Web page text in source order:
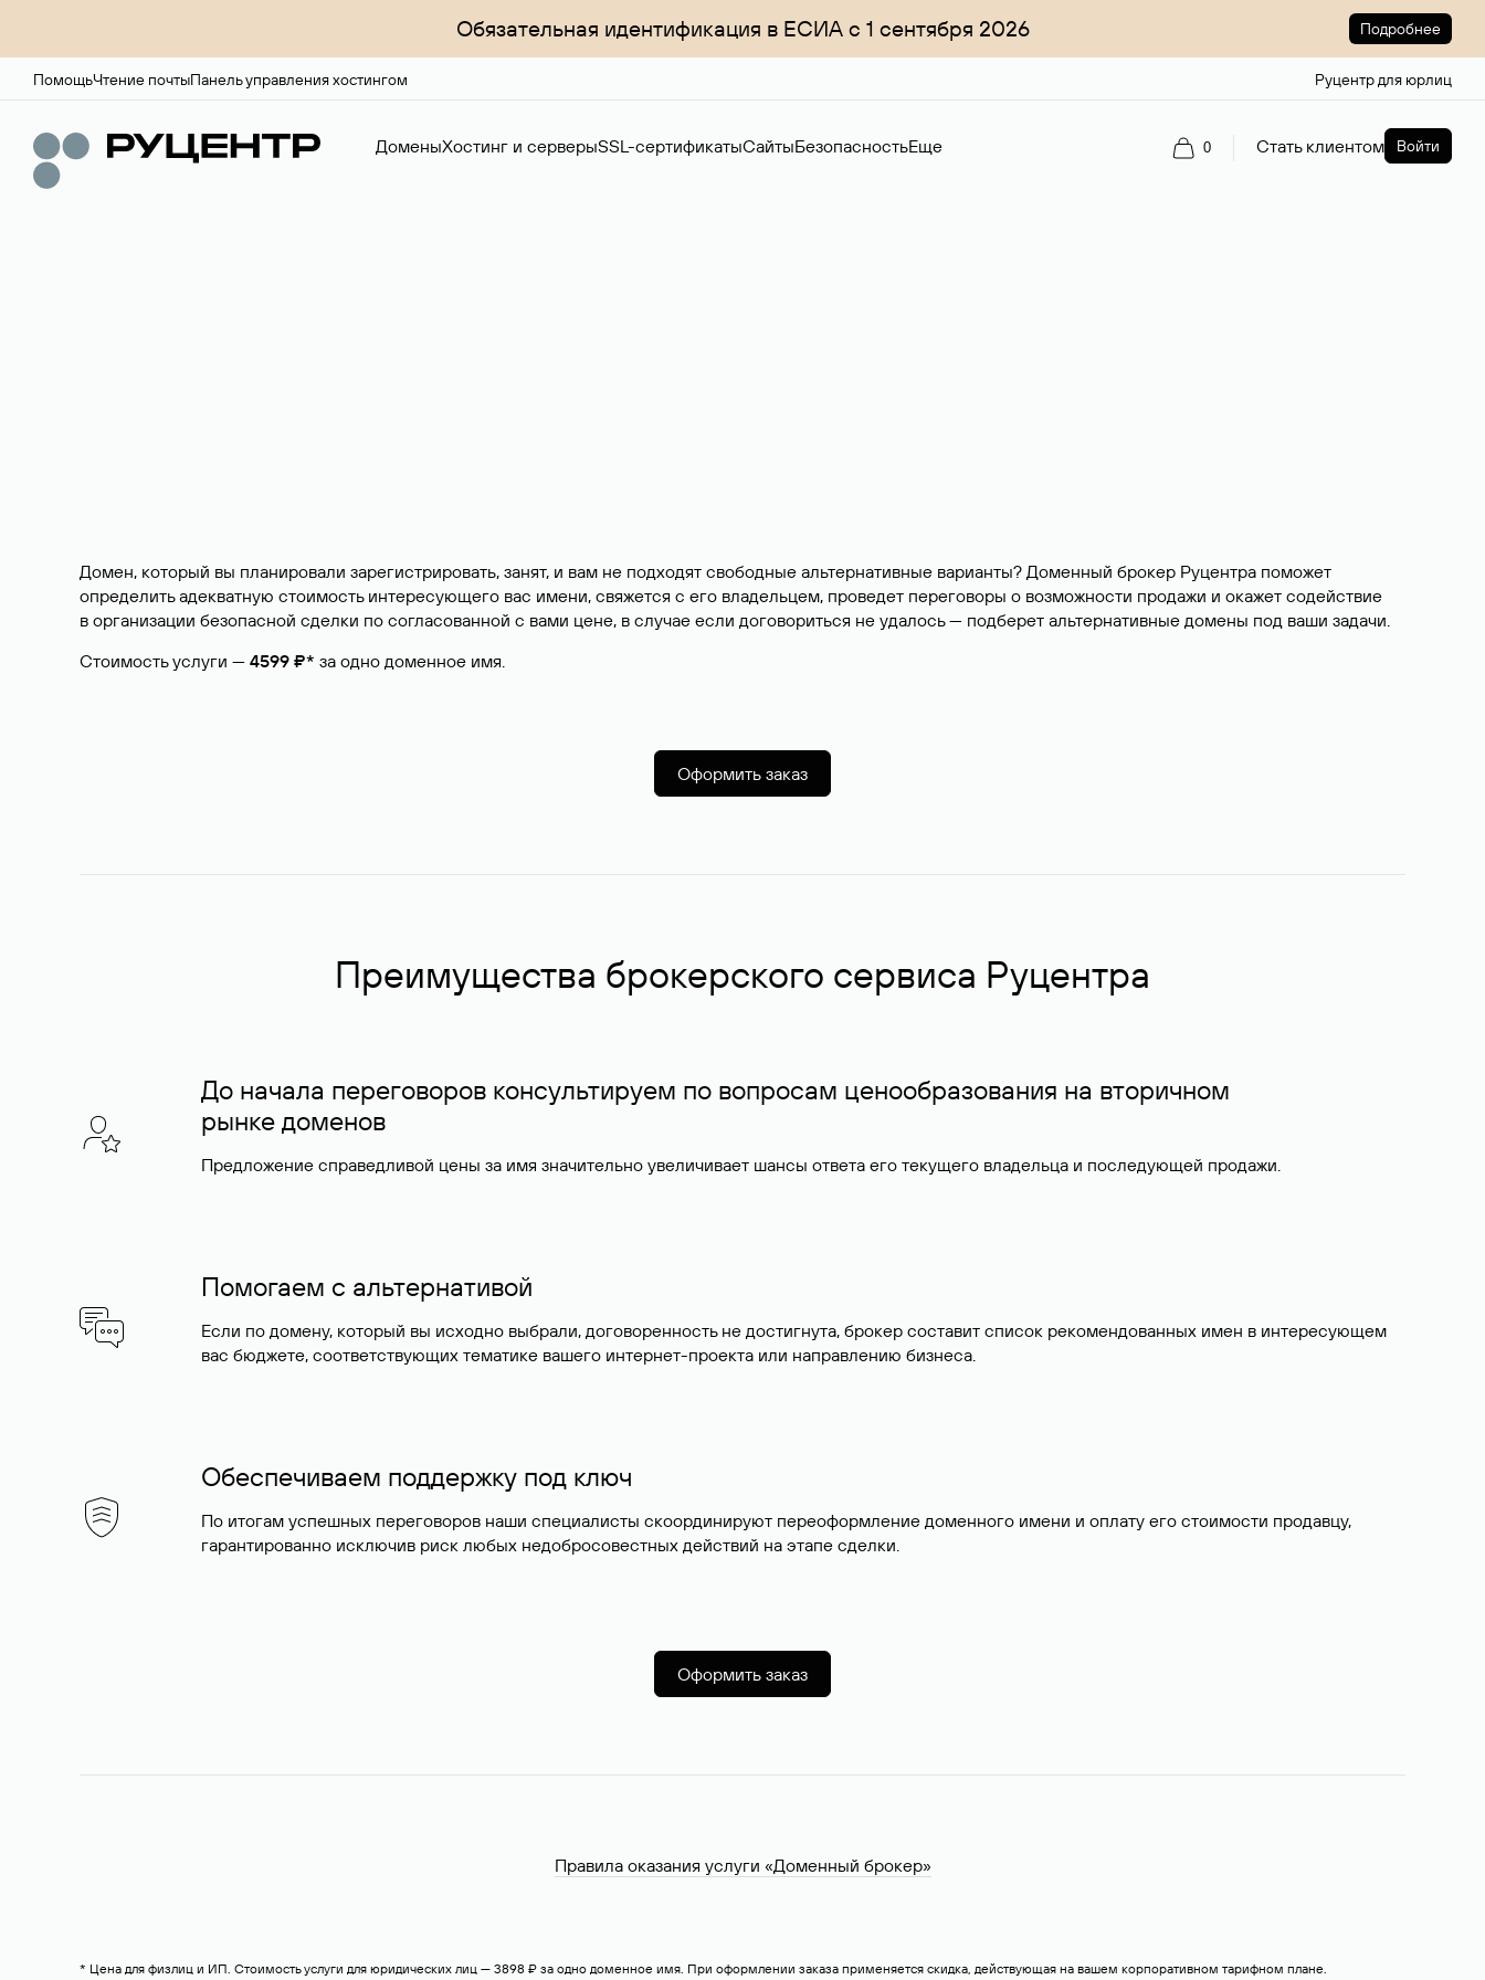
Обязательная идентификация в ЕСИА с 1 сентября 2026 Подробнее
ПомощьЧтение почтыПанель управления хостингом Руцентр для юрлиц
ДоменыХостинг и серверыSSL-сертификатыСайтыБезопасностьЕще 0 Стать клиентом Войти
Домен, который вы планировали зарегистрировать, занят, и вам не подходят свободные альтернативные варианты? Доменный брокер Руцентра поможет
определить адекватную стоимость интересующего вас имени, свяжется с его владельцем, проведет переговоры о возможности продажи и окажет содействие
в организации безопасной сделки по согласованной с вами цене, в случае если договориться не удалось — подберет альтернативные домены под ваши задачи.
Стоимость услуги — 4599 ₽* за одно доменное имя.
Оформить заказ
Преимущества брокерского сервиса Руцентра
До начала переговоров консультируем по вопросам ценообразования на вторичном
рынке доменов
Предложение справедливой цены за имя значительно увеличивает шансы ответа его текущего владельца и последующей продажи.
Помогаем с альтернативой
Если по домену, который вы исходно выбрали, договоренность не достигнута, брокер составит список рекомендованных имен в интересующем
вас бюджете, соответствующих тематике вашего интернет-проекта или направлению бизнеса.
Обеспечиваем поддержку под ключ
По итогам успешных переговоров наши специалисты скоординируют переоформление доменного имени и оплату его стоимости продавцу,
гарантированно исключив риск любых недобросовестных действий на этапе сделки.
Оформить заказ
Правила оказания услуги «Доменный брокер»
* Цена для физлиц и ИП. Стоимость услуги для юридических лиц — 3898 ₽ за одно доменное имя. При оформлении заказа применяется скидка, действующая на вашем корпоративном тарифном плане.